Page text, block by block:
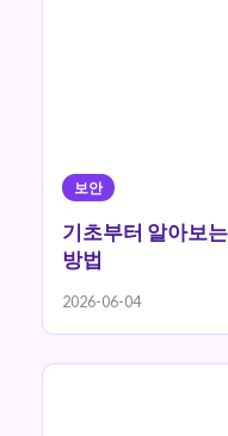
보안
기초부터 알아보
방법
2026-06-04